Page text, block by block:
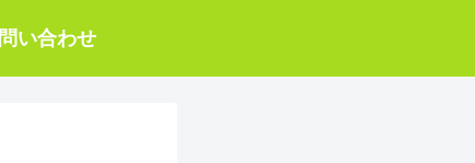
問い合わせ